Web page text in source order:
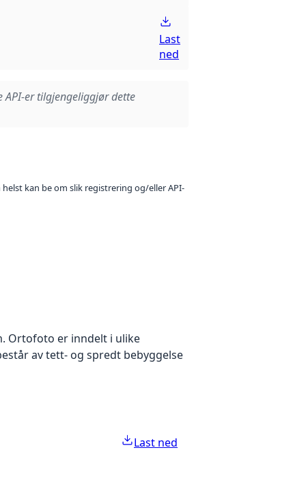
Last
ned
API-er tilgjengeliggjør dette
kan be om slik registrering og/eller API-
Ortofoto er inndelt i ulike
av tett- og spredt bebyggelse
Last ned